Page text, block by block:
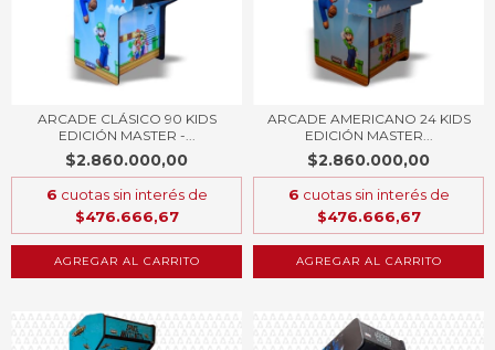
ARCADE CLÁSICO 90 KIDS
EDICIÓN MASTER -...
$2.860.000,00
6 cuotas sin interés de
$476.666,67
AGREGAR AL CARRITO
ARCADE AMERICANO 24 KIDS
EDICIÓN MASTER...
$2.860.000,00
6 cuotas sin interés de
$476.666,67
AGREGAR AL CARRITO